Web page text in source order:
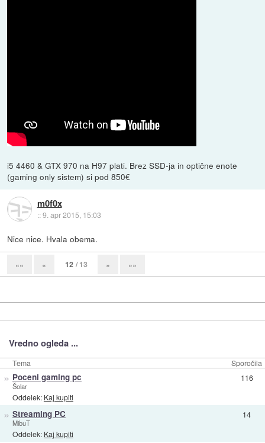
i5 4460 & GTX 970 na H97 plati. Brez SSD-ja in optične enote
(gaming only sistem) si pod 850€
m0f0x
::9. apr 2015, 15:03
Nice nice. Hvala obema.
«« « 12 / 13 » »»
Vredno ogleda ...
Tema Sporočila
» Poceni gaming pc
Šolar
Oddelek: Kaj kupiti
116
» Streaming PC
MibuT
Oddelek: Kaj kupiti
14